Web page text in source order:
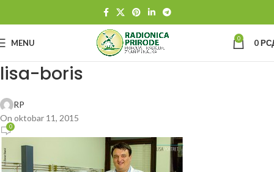
MENU 0 0
lisa-boris
RP
On oktobar 11, 2015
0